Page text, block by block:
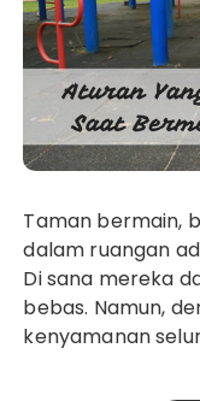
Taman bermain, baik di luar ruangan maupun
dalam ruangan
Di sana mereka
bebas. Namun,
kenyamanan